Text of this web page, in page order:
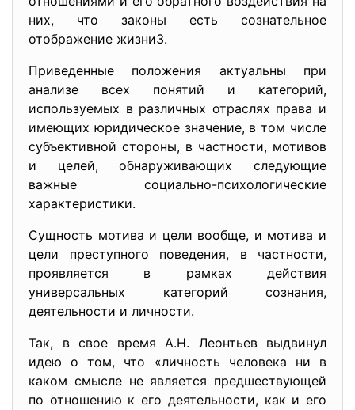
них, что законы есть сознательное
отображение жизни3.
Приведенные положения актуальны при
анализе всех понятий и категорий,
используемых в различных отраслях права и
имеющих юридическое значение, в том числе
субъективной стороны, в частности, мотивов
и целей, обнаруживающих следующие
важные социально-психологические
характеристики.
Сущность мотива и цели вообще, и мотива и
цели преступного поведения, в частности,
проявляется в рамках действия
универсальных категорий сознания,
деятельности и личности.
Так, в свое время А.Н. Леонтьев выдвинул
идею о том, что «личность человека ни в
каком смысле не является предшествующей
по отношению к его деятельности, как и его